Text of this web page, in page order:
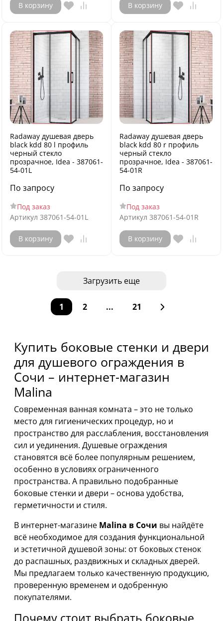
В корзину В корзину
Radaway душевая дверь
black kdd 80 l профиль
черный стекло
прозрачное, Idea - 387061-
54-01L
По запросу
Под заказ
Артикул 387061-54-01L
В корзину
Radaway душевая дверь
black kdd 80 r профиль
черный стекло
прозрачное, Idea - 387061-
54-01R
По запросу
Под заказ
Артикул 387061-54-01R
В корзину
Загрузить еще
1 2 ... 21
Купить боковые стенки и двери
для душевого ограждения в
Сочи – интернет-магазин
Malina
Современная ванная комната – это не только
место для гигиенических процедур, но и
пространство для расслабления, восстановления
сил и уединения. Душевые ограждения
становятся всё более популярным решением,
особенно в условиях ограниченного
пространства. А правильно подобранные
боковые стенки и двери – основа удобства,
герметичности и стиля.
В интернет-магазине Malina в Сочи вы найдёте
всё необходимое для создания функциональной
и эстетичной душевой зоны: от боковых стенок
до распашных, раздвижных и складных дверей.
Мы предлагаем только качественную продукцию,
проверенную временем и одобренную
покупателями.